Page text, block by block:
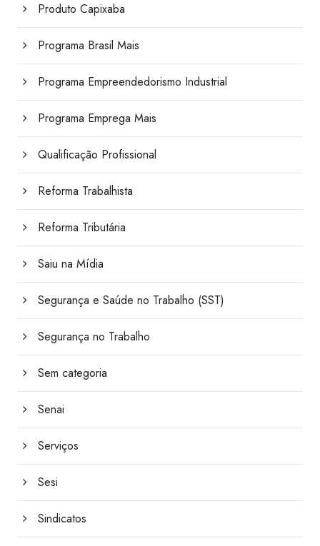
Produto Capixaba
Programa Brasil Mais
Programa Empreendedorismo Industrial
Programa Emprega Mais
Qualificação Profissional
Reforma Trabalhista
Reforma Tributária
Saiu na Mídia
Segurança e Saúde no Trabalho (SST)
Segurança no Trabalho
Sem categoria
Senai
Serviços
Sesi
Sindicatos